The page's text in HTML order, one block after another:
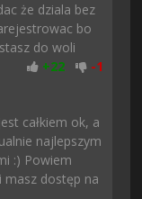
że dziala bez
bo
do woli
+22 -1
całkiem ok, a
najlepszym
:) Powiem
masz dostęp na